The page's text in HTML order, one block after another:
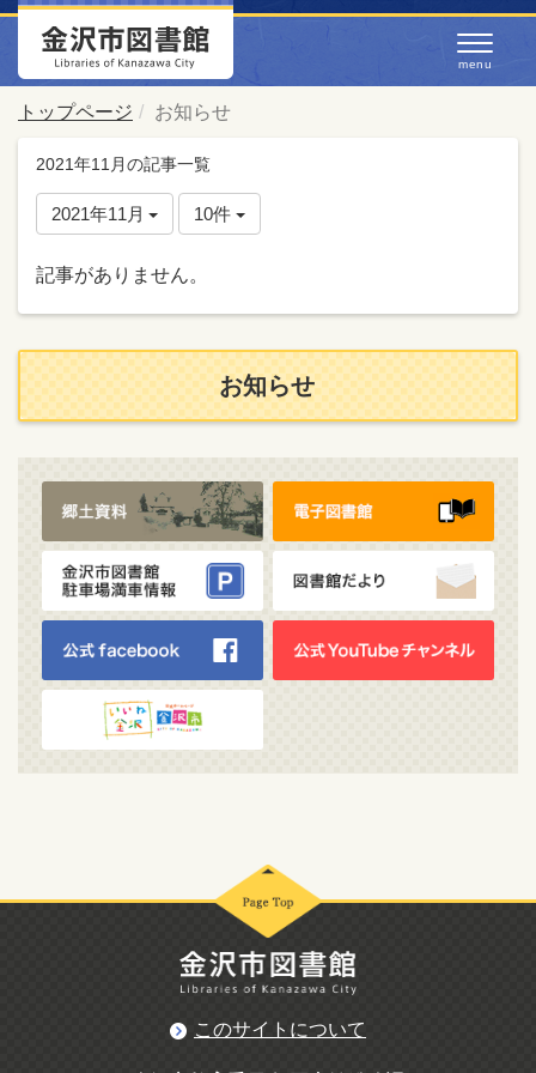
トップページ お知らせ
2021年11月の記事一覧
2021年11月 10件
記事がありません。
お知らせ
このサイトについて